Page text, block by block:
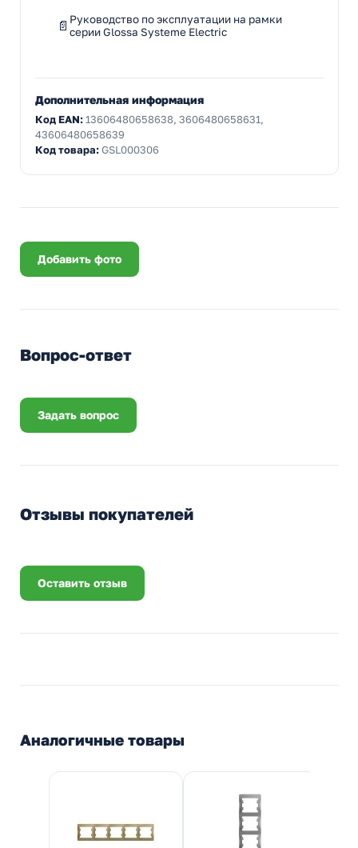
Руководство по эксплуатации на рамки
серии Glossa Systeme Electric
Дополнительная информация
Код EAN:13606480658638, 3606480658631,
43606480658639
Код товара:GSL000306
Добавить фото
Вопрос-ответ
Задать вопрос
Отзывы покупателей
Оставить отзыв
Аналогичные товары